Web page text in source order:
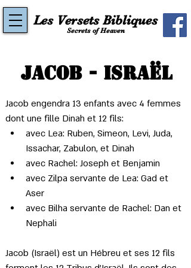
Les Versets Bibliques
Secrets of Heaven
Jacob - Israël
Jacob engendra 13 enfants avec 4 femmes
dont une fille Dinah et 12 fils:
avec Lea: Ruben, Simeon, Levi, Juda,
Issachar, Zabulon, et Dinah
avec Rachel: Joseph et Benjamin
avec Zilpa servante de Lea: Gad et
Aser
avec Bilha servante de Rachel: Dan et
Nephali
Jacob (Israël) est un Hébreu et ses 12 fils